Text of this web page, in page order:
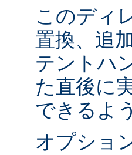
このディ
置換、追
テントハ
た直後に
できるよ
オプショ